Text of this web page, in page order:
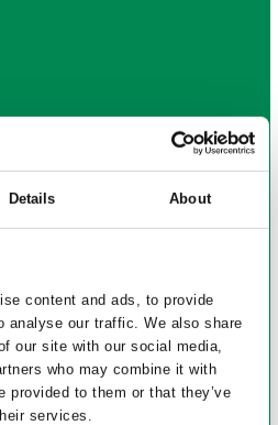
Details About
content and ads, to provide
analyse our traffic. We also share
our site with our social media,
who may combine it with
provided to them or that they’ve
services.